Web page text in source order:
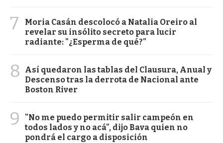
7
Moria Casán descolocó a Natalia Oreiro al
revelar su insólito secreto para lucir
radiante: "¿Esperma de qué?"
8
Así quedaron las tablas del Clausura, Anual y
Descenso tras la derrota de Nacional ante
Boston River
9
"No me puedo permitir salir campeón en
todos lados y no acá", dijo Bava quien no
pondrá el cargo a disposición